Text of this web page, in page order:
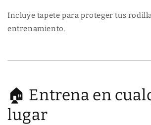
Incluye tapete para proteger tus
entrenamiento.
🏠 Entrena en
lugar